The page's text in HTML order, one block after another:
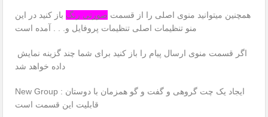
همچنین میتوانید منوی اصلی را از قسمت صورتی رنگ باز کنید در این
منو تنظیمات اصلی تنظیمات پروفایل و. . . آمده است
داده خواهد شد
New Group : ایجاد یک چت گروهی و گفت و گو همزمان با دوستان